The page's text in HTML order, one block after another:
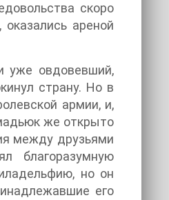
скоро
ареной
страну. Но в
армии, и,
же открыто
между друзьями
благоразумную
но он
его